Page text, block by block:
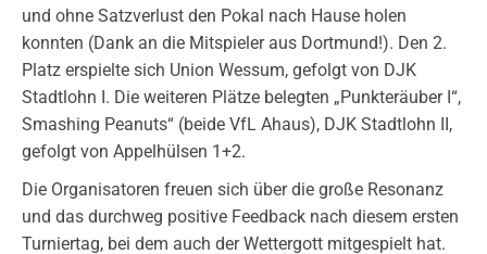
und ohne Satzverlust den Pokal nach Hause holen
konnten (Dank an die Mitspieler aus Dortmund!). Den 2.
Platz erspielte sich Union Wessum, gefolgt von DJK
Stadtlohn I. Die weiteren Plätze belegten „Punkteräuber I“,
Smashing Peanuts“ (beide VfL Ahaus), DJK Stadtlohn II,
gefolgt von Appelhülsen 1+2.
Die Organisatoren freuen sich über die große Resonanz
und das durchweg positive Feedback nach diesem ersten
Turniertag, bei dem auch der Wettergott mitgespielt hat.